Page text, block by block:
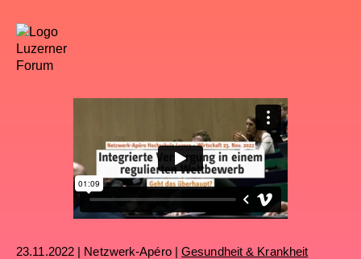
23.11.2022 | Netzwerk-Apéro |Gesundheit & Krankheit